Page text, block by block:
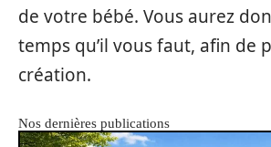
de votre bébé. Vous aurez
temps qu’il vous faut, afin de
création.
Nos dernières publications